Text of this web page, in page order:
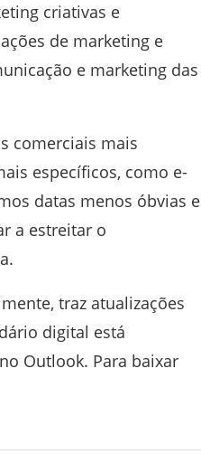
criativas e
de marketing e
e marketing das
comerciais mais
específicos, como e-
datas menos óbvias e
a estreitar o
traz atualizações
digital está
Outlook. Para baixar